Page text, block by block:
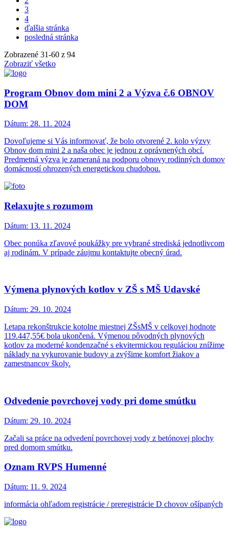
3
4
ďalšia stránka
posledná stránka
Zobrazené 31-60 z 94
Zobraziť všetko
Program Obnov dom mini 2 a Výzva č.6 OBNOV
DOM
Dátum: 28. 11. 2024
Dovoľujeme si Vás informovať, že bolo otvorené 2. kolo výzvy
Obnov dom mini 2 a naša obec je jednou z oprávnených obcí.
Predmetná výzva je zameraná na podporu obnovy rodinných domov
domácností ohrozených energetickou chudobou.
Relaxujte s rozumom
Dátum: 13. 11. 2024
Obec ponúka zľavové poukážky pre vybrané strediská jednotlivcom
aj rodinám. V prípade záujmu kontaktujte obecný úrad.
Výmena plynových kotlov v ZŠ s MŠ Udavské
Dátum: 29. 10. 2024
I.etapa rekonštrukcie kotolne miestnej ZŠsMŠ v celkovej hodnote
119.447,55€ bola ukončená. Výmenou pôvodných plynových
kotlov za moderné kondenzačné s ekvitermickou reguláciou znížime
náklady na vykurovanie budovy a zvýšime komfort žiakov a
zamestnancov školy.
Odvedenie povrchovej vody pri dome smútku
Dátum: 29. 10. 2024
Začali sa práce na odvedení povrchovej vody z betónovej plochy
pred domom smútku.
Oznam RVPS Humenné
Dátum: 11. 9. 2024
informácia ohľadom registrácie / preregistrácie D chovov ošípaných